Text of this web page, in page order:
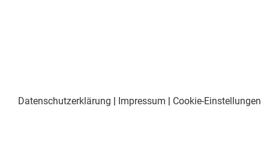
Datenschutzerklärung | Impressum | Cookie-Einstellungen